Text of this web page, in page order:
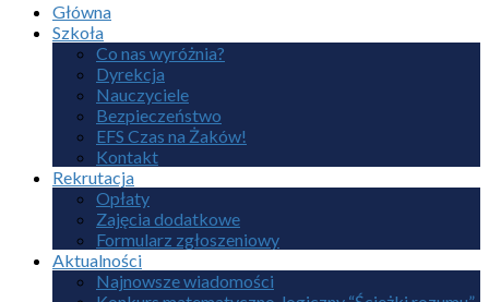
Główna
Szkoła
Co nas wyróżnia?
Dyrekcja
Nauczyciele
Bezpieczeństwo
EFS Czas na Żaków!
Kontakt
Rekrutacja
Opłaty
Zajęcia dodatkowe
Formularz zgłoszeniowy
Aktualności
Najnowsze wiadomości